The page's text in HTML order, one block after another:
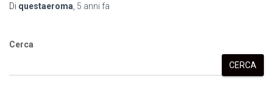
Di questaeroma 5 anni fa
Cerca
CERCA